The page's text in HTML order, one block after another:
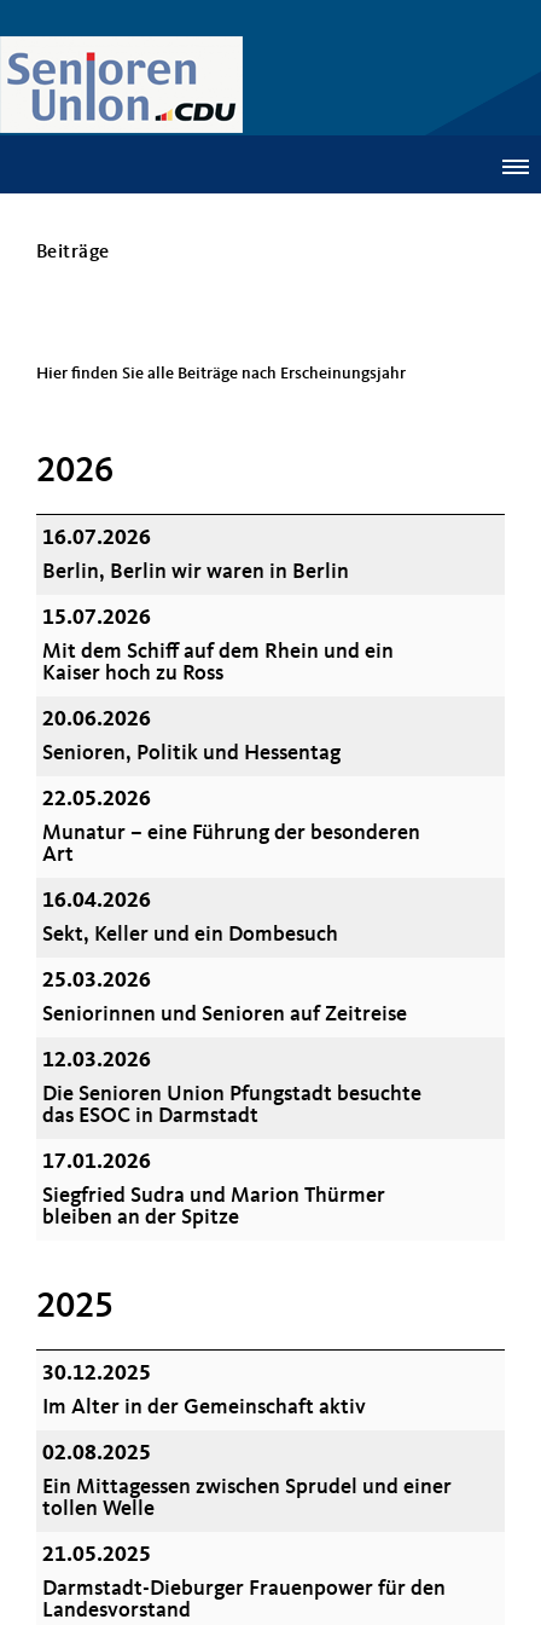
Beiträge
Hier finden Sie alle Beiträge nach Erscheinungsjahr
2026
16.07.2026
Berlin, Berlin wir waren in Berlin
15.07.2026
Mit dem Schiff auf dem Rhein und ein
Kaiser hoch zu Ross
20.06.2026
Senioren, Politik und Hessentag
22.05.2026
Munatur – eine Führung der besonderen
Art
16.04.2026
Sekt, Keller und ein Dombesuch
25.03.2026
Seniorinnen und Senioren auf Zeitreise
12.03.2026
Die Senioren Union Pfungstadt besuchte
das ESOC in Darmstadt
17.01.2026
Siegfried Sudra und Marion Thürmer
bleiben an der Spitze
2025
30.12.2025
Im Alter in der Gemeinschaft aktiv
02.08.2025
Ein Mittagessen zwischen Sprudel und einer
tollen Welle
21.05.2025
Darmstadt-Dieburger Frauenpower für den
Landesvorstand